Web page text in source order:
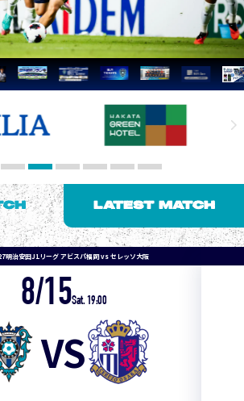
LATEST MATCH
明治安田J1リーグ アビスパ福岡 vs セレッソ大阪
8/15Sat. 19:00
VS